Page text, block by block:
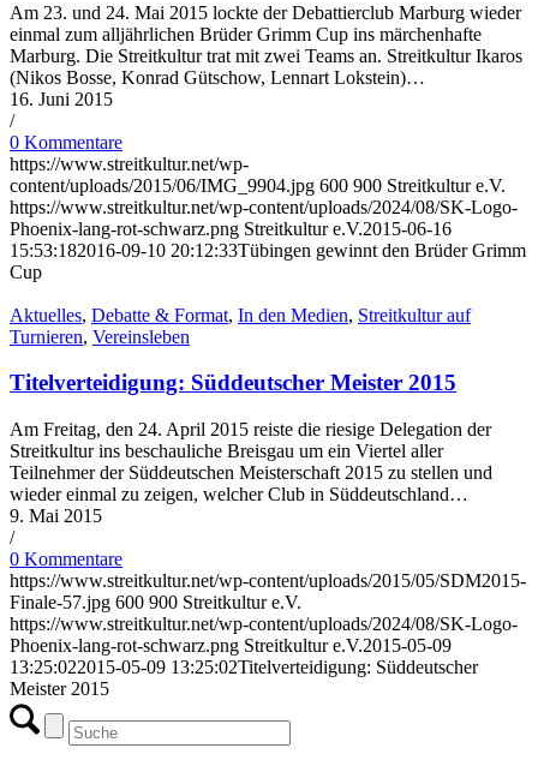
Am 23. und 24. Mai 2015 lockte der Debattierclub Marburg wieder
einmal zum alljährlichen Brüder Grimm Cup ins märchenhafte
Marburg. Die Streitkultur trat mit zwei Teams an. Streitkultur Ikaros
(Nikos Bosse, Konrad Gütschow, Lennart Lokstein)…
16. Juni 2015
/
0 Kommentare
https://www.streitkultur.net/wp-
content/uploads/2015/06/IMG_9904.jpg 600 900 Streitkultur e.V.
https://www.streitkultur.net/wp-content/uploads/2024/08/SK-Logo-
Phoenix-lang-rot-schwarz.png Streitkultur e.V.2015-06-16
15:53:182016-09-10 20:12:33Tübingen gewinnt den Brüder Grimm
Cup
Aktuelles, Debatte & Format, In den Medien, Streitkultur auf
Turnieren, Vereinsleben
Titelverteidigung: Süddeutscher Meister 2015
Am Freitag, den 24. April 2015 reiste die riesige Delegation der
Streitkultur ins beschauliche Breisgau um ein Viertel aller
Teilnehmer der Süddeutschen Meisterschaft 2015 zu stellen und
wieder einmal zu zeigen, welcher Club in Süddeutschland…
9. Mai 2015
/
0 Kommentare
https://www.streitkultur.net/wp-content/uploads/2015/05/SDM2015-
Finale-57.jpg 600 900 Streitkultur e.V.
https://www.streitkultur.net/wp-content/uploads/2024/08/SK-Logo-
Phoenix-lang-rot-schwarz.png Streitkultur e.V.2015-05-09
13:25:022015-05-09 13:25:02Titelverteidigung: Süddeutscher
Meister 2015